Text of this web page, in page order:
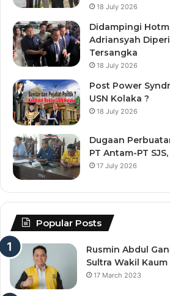
18 July 2026
Didampingi
Adriansyah
Tersangka
18 July 2026
Post Power
USN Kolaka ?
18 July 2026
Dugaan
PT Antam-PT
17 July 2026
Popular Posts
Rusmin Abdul
Sultra Wakil
17 March 2023